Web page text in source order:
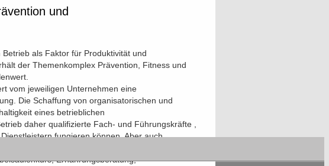
und
als Faktor für Produktivität und
der Themenkomplex Prävention, Fitness und
vom jeweiligen Unternehmen eine
Die Schaffung von organisatorischen und
eines betrieblichen
daher qualifizierte Fach- und Führungskräfte ,
fungieren können. Aber auch
Ernährungsberatung,